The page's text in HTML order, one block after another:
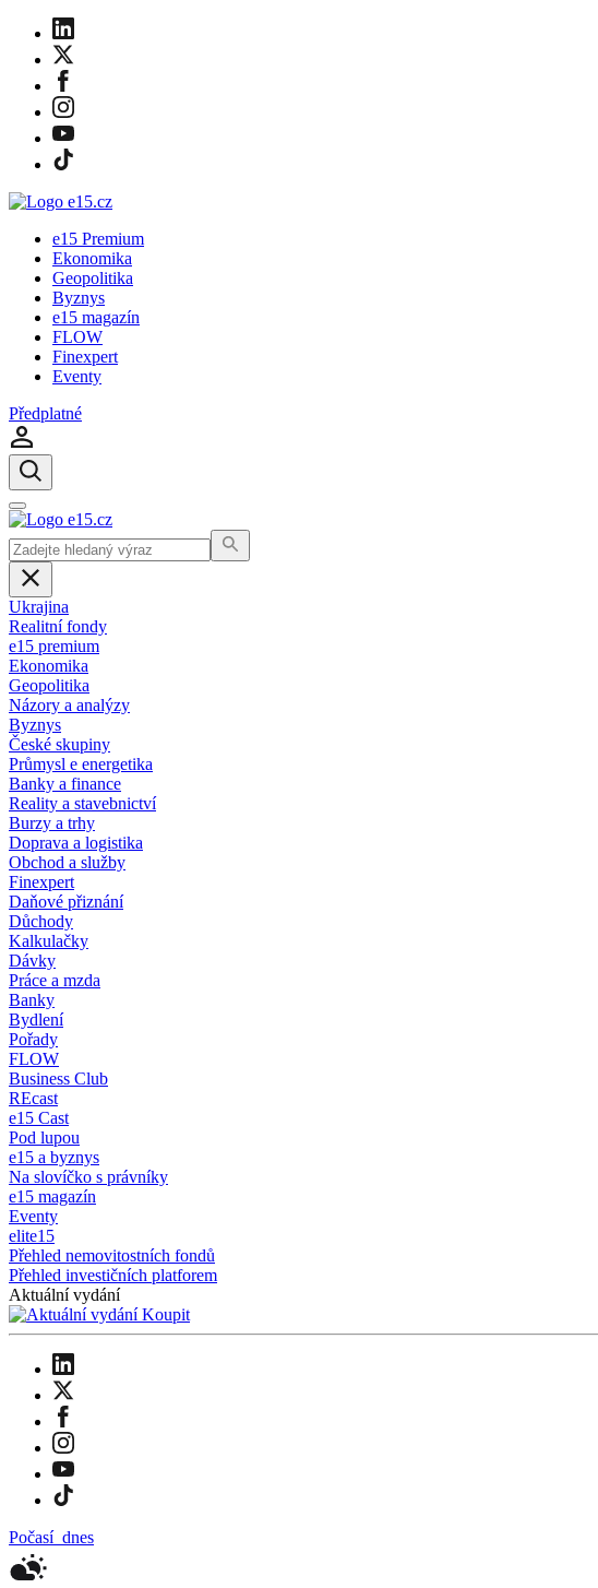
e15 Premium
Ekonomika
Geopolitika
Byznys
e15 magazín
FLOW
Finexpert
Eventy
Předplatné
Ukrajina
Realitní fondy
e15 premium
Ekonomika
Geopolitika
Názory a analýzy
Byznys
České skupiny
Průmysl e energetika
Banky a finance
Reality a stavebnictví
Burzy a trhy
Doprava a logistika
Obchod a služby
Finexpert
Daňové přiznání
Důchody
Kalkulačky
Dávky
Práce a mzda
Banky
Bydlení
Pořady
FLOW
Business Club
REcast
e15 Cast
Pod lupou
e15 a byznys
Na slovíčko s právníky
e15 magazín
Eventy
elite15
Přehled nemovitostních fondů
Přehled investičních platforem
Aktuální vydání
Koupit
Počasí dnes